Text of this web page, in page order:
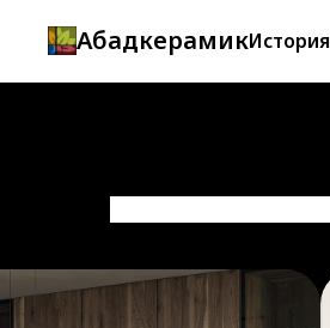
АбадкерамикИстория